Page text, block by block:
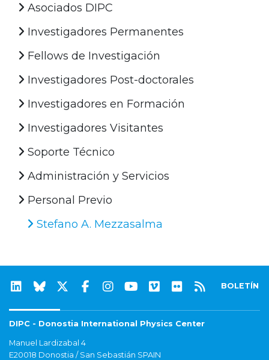
Asociados DIPC
Investigadores Permanentes
Fellows de Investigación
Investigadores Post-doctorales
Investigadores en Formación
Investigadores Visitantes
Soporte Técnico
Administración y Servicios
Personal Previo
Stefano A. Mezzasalma
BOLETÍN
DIPC - Donostia International Physics Center
Manuel Lardizabal 4
E20018 Donostia / San Sebastián SPAIN